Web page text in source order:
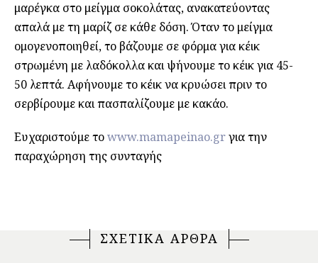
μαρέγκα στο μείγμα σοκολάτας, ανακατεύοντας
απαλά με τη μαρίζ σε κάθε δόση. Όταν το μείγμα
ομογενοποιηθεί, το βάζουμε σε φόρμα για κέικ
στρωμένη με λαδόκολλα και ψήνουμε το κέικ για 45-
50 λεπτά. Αφήνουμε το κέικ να κρυώσει πριν το
σερβίρουμε και πασπαλίζουμε με κακάο.
Ευχαριστούμε τοwww.mamapeinao.grγια την
παραχώρηση της συνταγής
ΣΧΕΤΙΚΑ ΑΡΘΡΑ